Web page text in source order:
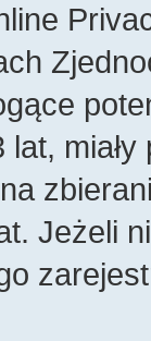
Jeżeli